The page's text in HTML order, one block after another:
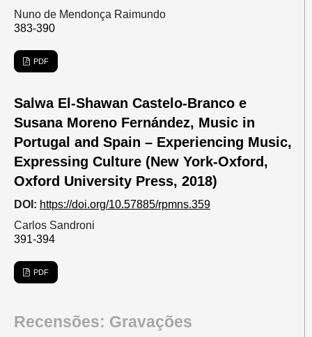
Nuno de Mendonça Raimundo
383-390
PDF
Salwa El-Shawan Castelo-Branco e
Susana Moreno Fernández, Music in
Portugal and Spain – Experiencing Music,
Expressing Culture (New York-Oxford,
Oxford University Press, 2018)
DOI: https://doi.org/10.57885/rpmns.359
Carlos Sandroni
391-394
PDF
Recensões: Gravações